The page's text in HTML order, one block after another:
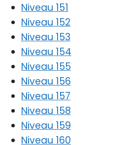
Niveau 151
Niveau 152
Niveau 153
Niveau 154
Niveau 155
Niveau 156
Niveau 157
Niveau 158
Niveau 159
Niveau 160